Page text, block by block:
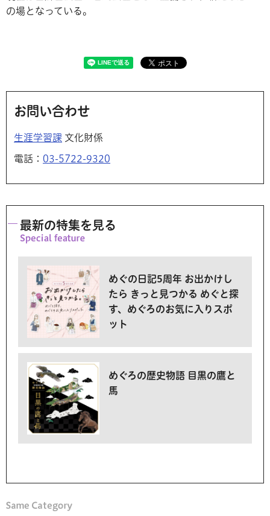
の場となっている。
お問い合わせ
生涯学習課 文化財係
電話： 03-5722-9320
最新の特集を見る
めぐの日記5周年 お出かけし
たら きっと見つかる めぐと探
す、めぐろのお気に入りスポ
ット
めぐろの歴史物語 目黒の鷹と
馬